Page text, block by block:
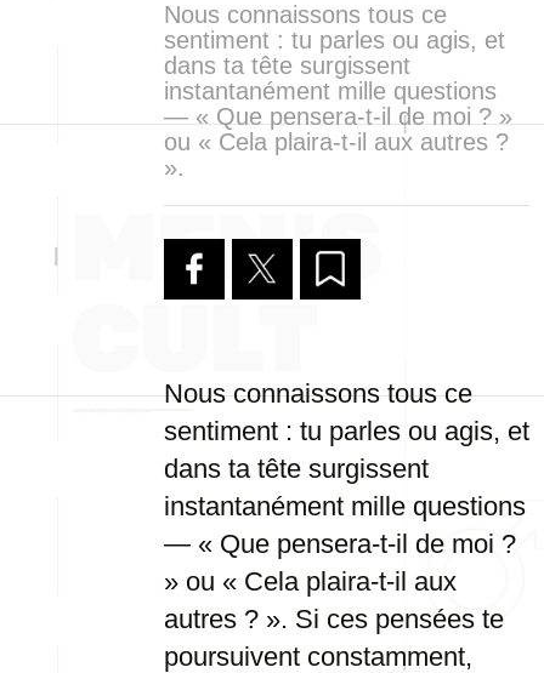
Nous connaissons tous ce
sentiment : tu parles ou agis, et
dans ta tête surgissent
instantanément mille questions
— « Que pensera-t-il de moi ? »
ou « Cela plaira-t-il aux autres ?
».
Nous connaissons tous ce
sentiment : tu parles ou agis, et
dans ta tête surgissent
instantanément mille questions
— « Que pensera-t-il de moi ?
» ou « Cela plaira-t-il aux
autres ? ». Si ces pensées te
poursuivent constamment,